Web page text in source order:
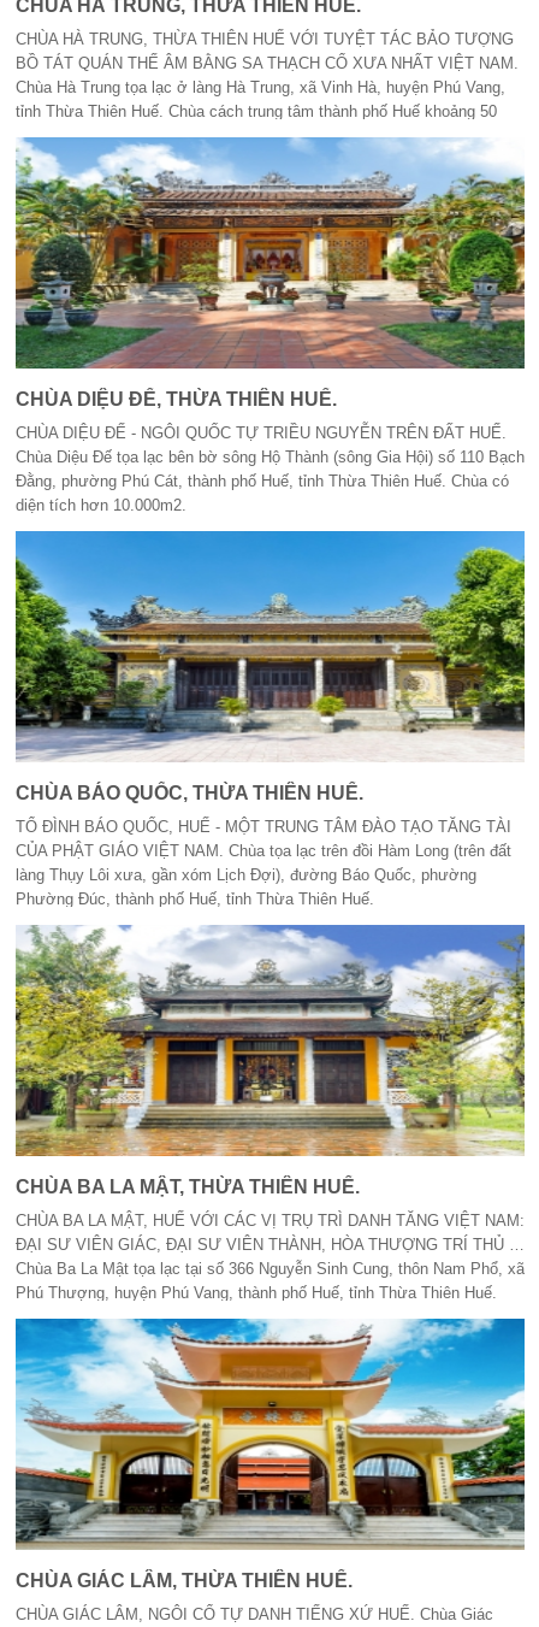
CHÙA HÀ TRUNG, THỪA THIÊN HUẾ.
CHÙA HÀ TRUNG, THỪA THIÊN HUẾ VỚI TUYỆT TÁC BẢO TƯỢNG
BỒ TÁT QUÁN THẾ ÂM BẰNG SA THẠCH CỔ XƯA NHẤT VIỆT NAM.
Chùa Hà Trung tọa lạc ở làng Hà Trung, xã Vinh Hà, huyện Phú Vang,
tỉnh Thừa Thiên Huế. Chùa cách trung tâm thành phố Huế khoảng 50
km.
CHÙA DIỆU ĐẾ, THỪA THIÊN HUẾ.
CHÙA DIỆU ĐẾ - NGÔI QUỐC TỰ TRIỀU NGUYỄN TRÊN ĐẤT HUẾ.
Chùa Diệu Đế tọa lạc bên bờ sông Hộ Thành (sông Gia Hội) số 110 Bạch
Đằng, phường Phú Cát, thành phố Huế, tỉnh Thừa Thiên Huế. Chùa có
diện tích hơn 10.000m2.
CHÙA BÁO QUỐC, THỪA THIÊN HUẾ.
TỔ ĐÌNH BÁO QUỐC, HUẾ - MỘT TRUNG TÂM ĐÀO TẠO TĂNG TÀI
CỦA PHẬT GIÁO VIỆT NAM. Chùa tọa lạc trên đồi Hàm Long (trên đất
làng Thụy Lôi xưa, gần xóm Lịch Đợi), đường Báo Quốc, phường
Phường Đúc, thành phố Huế, tỉnh Thừa Thiên Huế.
CHÙA BA LA MẬT, THỪA THIÊN HUẾ.
CHÙA BA LA MẬT, HUẾ VỚI CÁC VỊ TRỤ TRÌ DANH TĂNG VIỆT NAM:
ĐẠI SƯ VIÊN GIÁC, ĐẠI SƯ VIÊN THÀNH, HÒA THƯỢNG TRÍ THỦ …
Chùa Ba La Mật tọa lạc tại số 366 Nguyễn Sinh Cung, thôn Nam Phổ, xã
Phú Thượng, huyện Phú Vang, thành phố Huế, tỉnh Thừa Thiên Huế.
Chùa có diện tích 2.500 m2, có nhiều cây xanh, không gian thoáng
đãng, an tịnh!
CHÙA GIÁC LÂM, THỪA THIÊN HUẾ.
CHÙA GIÁC LÂM, NGÔI CỔ TỰ DANH TIẾNG XỨ HUẾ. Chùa Giác